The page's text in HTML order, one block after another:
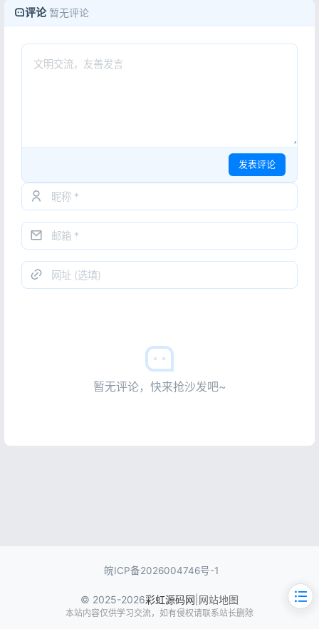
评论 暂无评论
发表评论
暂无评论，快来抢沙发吧~
皖ICP备2026004746号-1
© 2025-2026彩虹源码网 网站地图
本站内容仅供学习交流，如有侵权请联系站长删除